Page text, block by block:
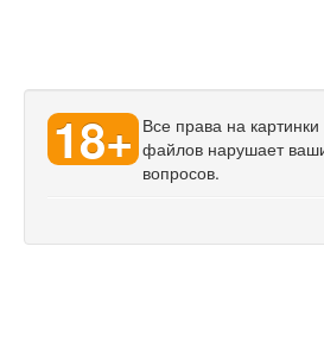
18+ Все права на
файлов нарушает
вопросов.